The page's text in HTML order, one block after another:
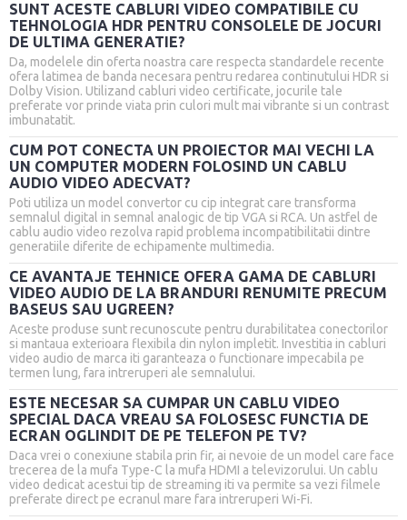
SUNT ACESTE CABLURI VIDEO COMPATIBILE CU
TEHNOLOGIA HDR PENTRU CONSOLELE DE JOCURI
DE ULTIMA GENERATIE?
Da, modelele din oferta noastra care respecta standardele recente
ofera latimea de banda necesara pentru redarea continutului HDR si
Dolby Vision. Utilizand cabluri video certificate, jocurile tale
preferate vor prinde viata prin culori mult mai vibrante si un contrast
imbunatatit.
CUM POT CONECTA UN PROIECTOR MAI VECHI LA
UN COMPUTER MODERN FOLOSIND UN CABLU
AUDIO VIDEO ADECVAT?
Poti utiliza un model convertor cu cip integrat care transforma
semnalul digital in semnal analogic de tip VGA si RCA. Un astfel de
cablu audio video rezolva rapid problema incompatibilitatii dintre
generatiile diferite de echipamente multimedia.
CE AVANTAJE TEHNICE OFERA GAMA DE CABLURI
VIDEO AUDIO DE LA BRANDURI RENUMITE PRECUM
BASEUS SAU UGREEN?
Aceste produse sunt recunoscute pentru durabilitatea conectorilor
si mantaua exterioara flexibila din nylon impletit. Investitia in cabluri
video audio de marca iti garanteaza o functionare impecabila pe
termen lung, fara intreruperi ale semnalului.
ESTE NECESAR SA CUMPAR UN CABLU VIDEO
SPECIAL DACA VREAU SA FOLOSESC FUNCTIA DE
ECRAN OGLINDIT DE PE TELEFON PE TV?
Daca vrei o conexiune stabila prin fir, ai nevoie de un model care face
trecerea de la mufa Type-C la mufa HDMI a televizorului. Un cablu
video dedicat acestui tip de streaming iti va permite sa vezi filmele
preferate direct pe ecranul mare fara intreruperi Wi-Fi.